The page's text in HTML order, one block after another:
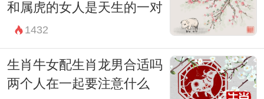
和属虎的女人是天生的一对
1432
生肖牛女配生肖龙男合适吗
两个人在一起要注意什么